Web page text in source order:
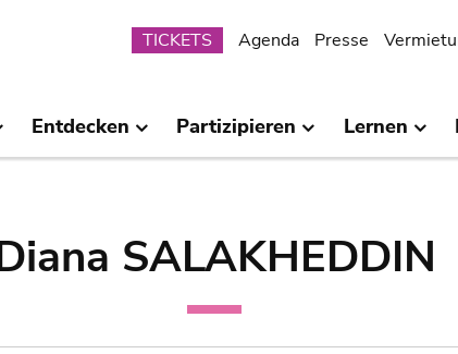
Submenu
TICKETS Agenda Presse
Entdecken Partizipieren Lernen
SALAKHEDDIN